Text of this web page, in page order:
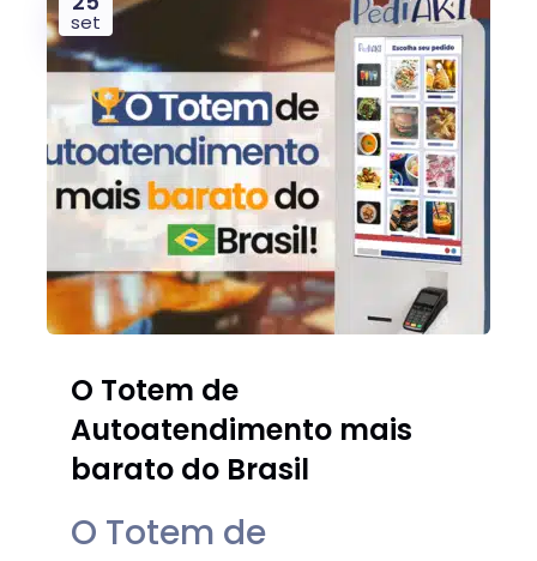
set
O Totem de
Autoatendimento mais
barato do Brasil
O Totem de